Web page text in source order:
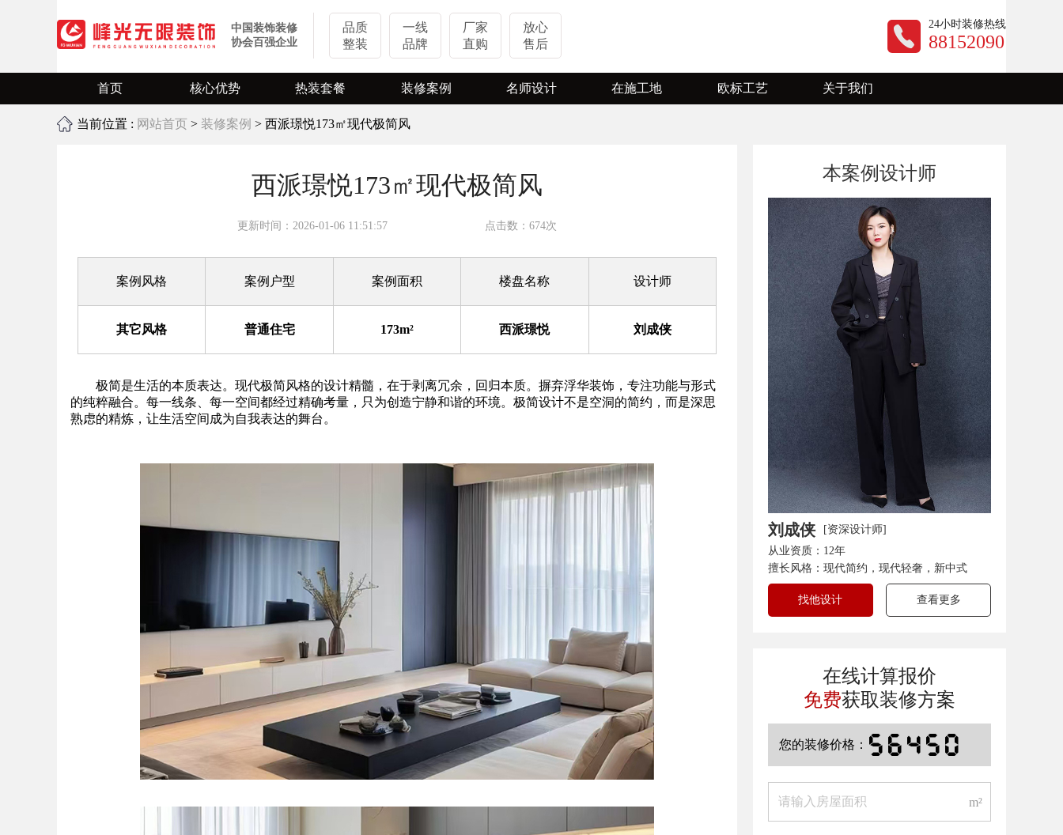
中国装饰装修
协会百强企业
品质
整装
一线
品牌
厂家
直购
放心
售后
24小时装修热线
88152090
首页 核心优势
业主口碑
热装套餐
旧房翻新
装修案例
实景案例
名师设计 在施工地 欧标工艺 关于我们
装修资讯
当前位置 : 网站首页 > 装修案例 > 西派璟悦173㎡现代极简风
西派璟悦173㎡现代极简风
更新时间：2026-01-06 11:51:57 点击数：674次
案例风格 案例户型 案例面积 楼盘名称 设计师
其它风格 普通住宅 173m² 西派璟悦 刘成侠
极简是生活的本质表达。现代极简风格的设计精髓，在于剥离冗余，回归本质。摒弃浮华装饰，专注功能与形式
的纯粹融合。每一线条、每一空间都经过精确考量，只为创造宁静和谐的环境。极简设计不是空洞的简约，而是深思
熟虑的精炼，让生活空间成为自我表达的舞台。
本案例设计师
刘成侠
[资深设计师]
从业资质：12年
擅长风格：现代简约，现代轻奢，新中式
找他设计 查看更多
在线计算报价
免费获取装修方案
您的装修价格： 78545
m²